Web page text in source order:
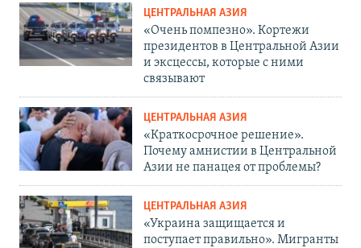
ЦЕНТРАЛЬНАЯ АЗИЯ
«Очень помпезно». Кортежи
президентов в Центральной Азии
и эксцессы, которые с ними
связывают
ЦЕНТРАЛЬНАЯ АЗИЯ
«Краткосрочное решение».
Почему амнистии в Центральной
Азии не панацея от проблемы?
ЦЕНТРАЛЬНАЯ АЗИЯ
«Украина защищается и
поступает правильно». Мигранты